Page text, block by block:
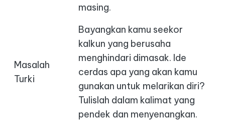
masing.
Masalah
Turki
Bayangkan kamu seekor
kalkun yang berusaha
menghindari dimasak. Ide
cerdas apa yang akan kamu
gunakan untuk melarikan diri?
Tulislah dalam kalimat yang
pendek dan menyenangkan.